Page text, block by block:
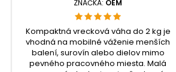
ZNAČKA: OEM
Kompaktná vrecková váha do 2 kg je
vhodná na mobilné váženie menších
balení, surovín alebo dielov mimo
pevného pracovného miesta. Malá